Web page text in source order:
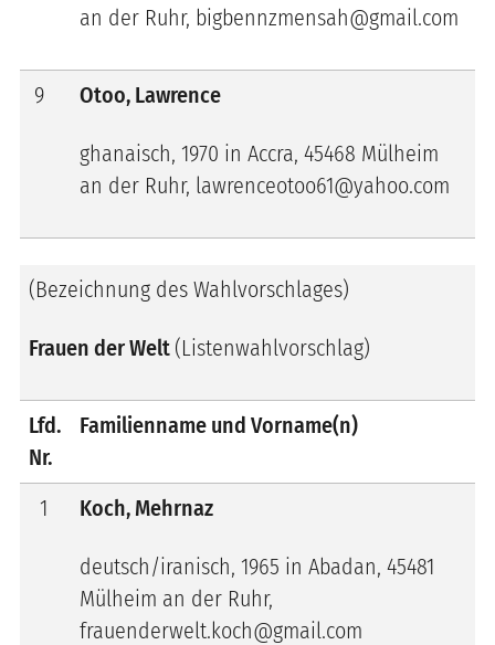
an der Ruhr, bigbennzmensah@gmail.com
9 Otoo, Lawrence
ghanaisch, 1970 in Accra, 45468 Mülheim
an der Ruhr, lawrenceotoo61@yahoo.com
(Bezeichnung des Wahlvorschlages)
Frauen der Welt (Listenwahlvorschlag)
Lfd.
Nr.
Familienname und Vorname(n)
1 Koch, Mehrnaz
deutsch/iranisch, 1965 in Abadan, 45481
Mülheim an der Ruhr,
frauenderwelt.koch@gmail.com